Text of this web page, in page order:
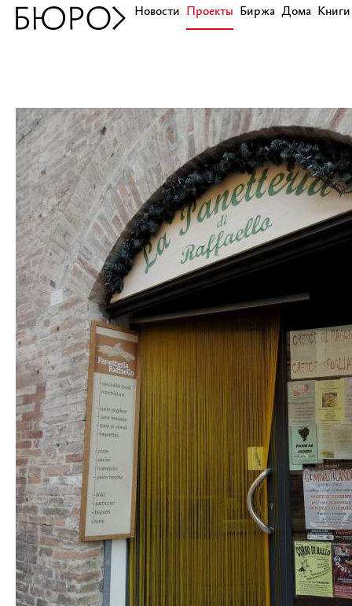
Новости Проекты Биржа Дома Книги